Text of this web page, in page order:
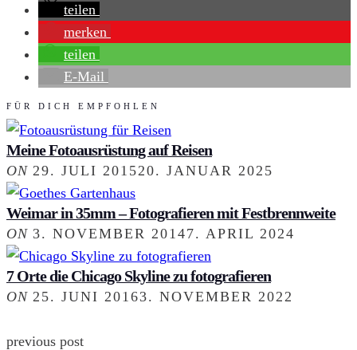
teilen
merken
teilen
E-Mail
FÜR DICH EMPFOHLEN
Meine Fotoausrüstung auf Reisen
ON 29. JULI 201520. JANUAR 2025
Weimar in 35mm – Fotografieren mit Festbrennweite
ON 3. NOVEMBER 20147. APRIL 2024
7 Orte die Chicago Skyline zu fotografieren
ON 25. JUNI 20163. NOVEMBER 2022
previous post